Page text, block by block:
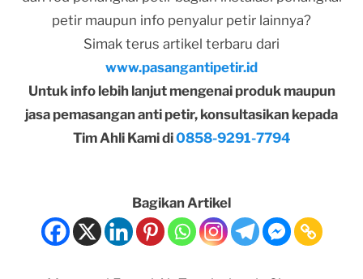
petir maupun info penyalur petir lainnya?
Simak terus artikel terbaru dari
www.pasangantipetir.id
Untuk info lebih lanjut mengenai produk maupun
jasa pemasangan anti petir, konsultasikan kepada
Tim Ahli Kami di0858-9291-7794
Bagikan Artikel